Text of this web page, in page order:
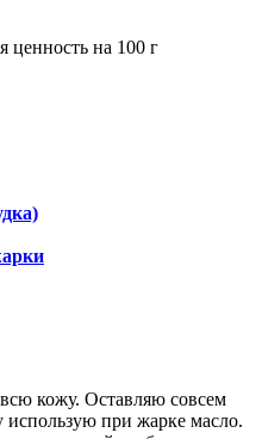
ценность на 100 г
кожу. Оставляю совсем
при жарке масло.